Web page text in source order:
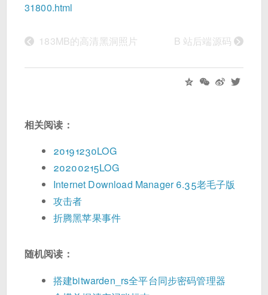
31800.html
< 183MB的高清黑洞照片 B 站后端源码 >
相关阅读：
20191230LOG
20200215LOG
Internet Download Manager 6.35老毛子版
攻击者
折腾黑苹果事件
随机阅读：
搭建bitwarden_rs全平台同步密码管理器